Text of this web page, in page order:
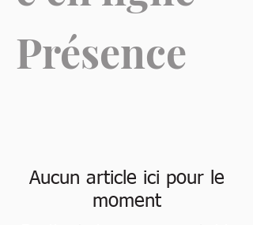
Présence
Aucun article ici pour le
moment